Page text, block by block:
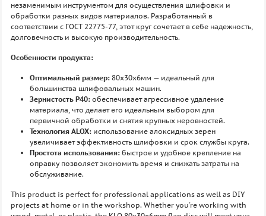
незаменимым инструментом для осуществления шлифовки и
обработки разных видов материалов. Разработанный в
соответствии с ГОСТ 22775-77, этот круг сочетает в себе надежность,
долговечность и высокую производительность.
Особенности продукта:
Оптимальный размер: 80х30х6мм — идеальный для
большинства шлифовальных машин.
Зернистость P40: обеспечивает агрессивное удаление
материала, что делает его идеальным выбором для
первичной обработки и снятия крупных неровностей.
Технология ALOX: использование алоксидных зерен
увеличивает эффективность шлифовки и срок службы круга.
Простота использования: быстрое и удобное крепление на
оправку позволяет экономить время и снижать затраты на
обслуживание.
This product is perfect for professional applications as well as DIY
projects at home or in the workshop. Whether you're working with